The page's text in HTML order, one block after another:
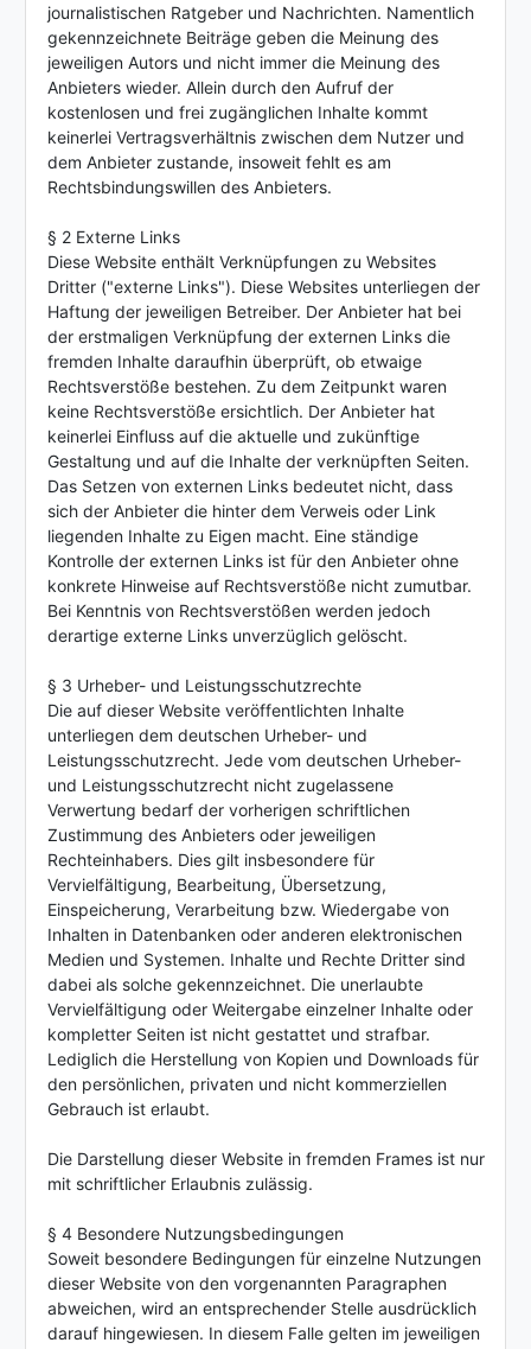
journalistischen Ratgeber und Nachrichten. Namentlich
gekennzeichnete Beiträge geben die Meinung des
jeweiligen Autors und nicht immer die Meinung des
Anbieters wieder. Allein durch den Aufruf der
kostenlosen und frei zugänglichen Inhalte kommt
keinerlei Vertragsverhältnis zwischen dem Nutzer und
dem Anbieter zustande, insoweit fehlt es am
Rechtsbindungswillen des Anbieters.
§ 2 Externe Links
Diese Website enthält Verknüpfungen zu Websites
Dritter ("externe Links"). Diese Websites unterliegen der
Haftung der jeweiligen Betreiber. Der Anbieter hat bei
der erstmaligen Verknüpfung der externen Links die
fremden Inhalte daraufhin überprüft, ob etwaige
Rechtsverstöße bestehen. Zu dem Zeitpunkt waren
keine Rechtsverstöße ersichtlich. Der Anbieter hat
keinerlei Einfluss auf die aktuelle und zukünftige
Gestaltung und auf die Inhalte der verknüpften Seiten.
Das Setzen von externen Links bedeutet nicht, dass
sich der Anbieter die hinter dem Verweis oder Link
liegenden Inhalte zu Eigen macht. Eine ständige
Kontrolle der externen Links ist für den Anbieter ohne
konkrete Hinweise auf Rechtsverstöße nicht zumutbar.
Bei Kenntnis von Rechtsverstößen werden jedoch
derartige externe Links unverzüglich gelöscht.
§ 3 Urheber- und Leistungsschutzrechte
Die auf dieser Website veröffentlichten Inhalte
unterliegen dem deutschen Urheber- und
Leistungsschutzrecht. Jede vom deutschen Urheber-
und Leistungsschutzrecht nicht zugelassene
Verwertung bedarf der vorherigen schriftlichen
Zustimmung des Anbieters oder jeweiligen
Rechteinhabers. Dies gilt insbesondere für
Vervielfältigung, Bearbeitung, Übersetzung,
Einspeicherung, Verarbeitung bzw. Wiedergabe von
Inhalten in Datenbanken oder anderen elektronischen
Medien und Systemen. Inhalte und Rechte Dritter sind
dabei als solche gekennzeichnet. Die unerlaubte
Vervielfältigung oder Weitergabe einzelner Inhalte oder
kompletter Seiten ist nicht gestattet und strafbar.
Lediglich die Herstellung von Kopien und Downloads für
den persönlichen, privaten und nicht kommerziellen
Gebrauch ist erlaubt.
Die Darstellung dieser Website in fremden Frames ist nur
mit schriftlicher Erlaubnis zulässig.
§ 4 Besondere Nutzungsbedingungen
Soweit besondere Bedingungen für einzelne Nutzungen
dieser Website von den vorgenannten Paragraphen
abweichen, wird an entsprechender Stelle ausdrücklich
darauf hingewiesen. In diesem Falle gelten im jeweiligen